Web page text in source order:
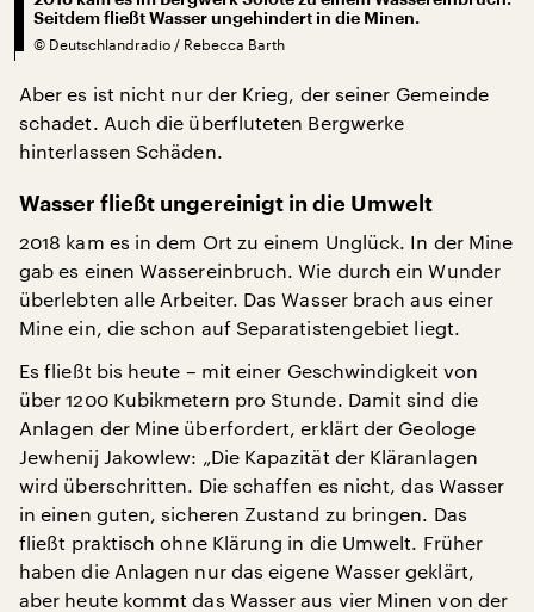
Seitdem fließt Wasser ungehindert in die Minen.
© Deutschlandradio / Rebecca Barth
Aber es ist nicht nur der Krieg, der seiner Gemeinde
schadet. Auch die überfluteten Bergwerke
hinterlassen Schäden.
Wasser fließt ungereinigt in die Umwelt
2018 kam es in dem Ort zu einem Unglück. In der Mine
gab es einen Wassereinbruch. Wie durch ein Wunder
überlebten alle Arbeiter. Das Wasser brach aus einer
Mine ein, die schon auf Separatistengebiet liegt.
Es fließt bis heute – mit einer Geschwindigkeit von
über 1200 Kubikmetern pro Stunde. Damit sind die
Anlagen der Mine überfordert, erklärt der Geologe
Jewhenij Jakowlew: „Die Kapazität der Kläranlagen
wird überschritten. Die schaffen es nicht, das Wasser
in einen guten, sicheren Zustand zu bringen. Das
fließt praktisch ohne Klärung in die Umwelt. Früher
haben die Anlagen nur das eigene Wasser geklärt,
aber heute kommt das Wasser aus vier Minen von der